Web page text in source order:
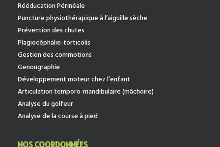
Rééducation Périnéale
Puncture physiothérapique à l’aiguille sèche
Prévention des chutes
Plagiocéphalie-torticolis
Gestion des commotions
Genougraphie
Développement moteur chez l’enfant
Articulation temporo-mandibulaire (mâchoire)
Analyse du golfeur
Analyse de la course à pied
NOS COORDONNÉES